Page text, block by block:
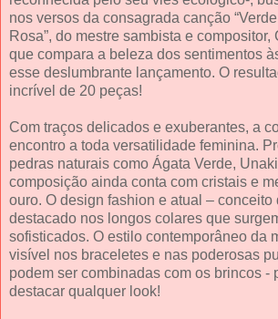
nos versos da consagrada canção
Rosa”, do mestre sambista e compositor,
que compara a beleza dos sentimentos
esse deslumbrante lançamento. O
incrível de 20 peças!
Com traços delicados e exuberantes, a
encontro a toda versatilidade feminina.
pedras naturais como Ágata Verde,
composição ainda conta com cristais e
ouro. O design fashion e atual – conceito
destacado nos longos colares que
sofisticados. O estilo contemporâneo da
visível nos braceletes e nas poderosas
podem ser combinadas com os brincos -
destacar qualquer look!